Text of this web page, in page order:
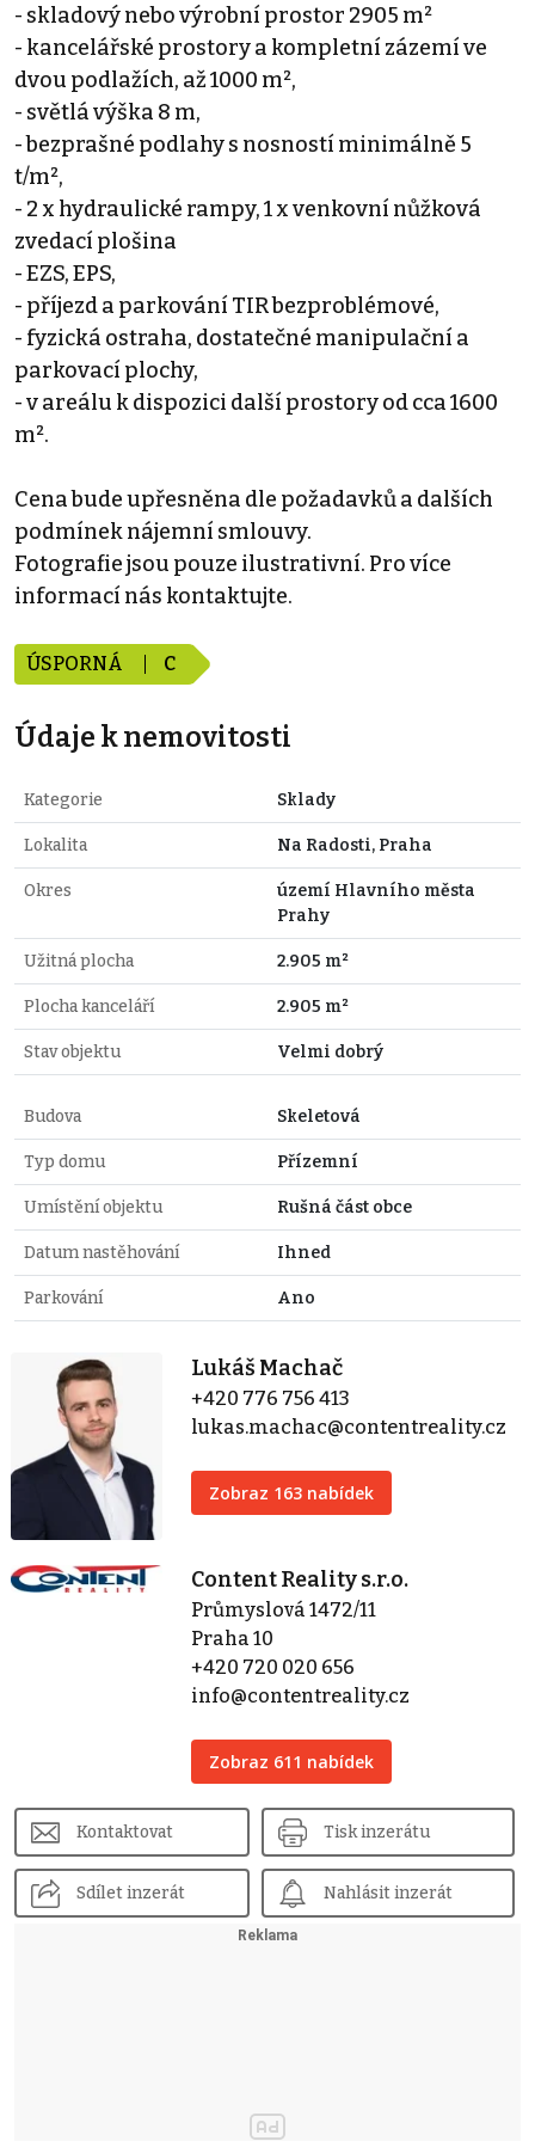
- skladový nebo výrobní prostor 2905 m²
- kancelářské prostory a kompletní zázemí ve
dvou podlažích, až 1000 m²,
- světlá výška 8 m,
- bezprašné podlahy s nosností minimálně 5
t/m²,
- 2 x hydraulické rampy, 1 x venkovní nůžková
zvedací plošina
- EZS, EPS,
- příjezd a parkování TIR bezproblémové,
- fyzická ostraha, dostatečné manipulační a
parkovací plochy,
- v areálu k dispozici další prostory od cca 1600
m².
Cena bude upřesněna dle požadavků a dalších
podmínek nájemní smlouvy.
Fotografie jsou pouze ilustrativní. Pro více
informací nás kontaktujte.
ÚSPORNÁ C
Údaje k nemovitosti
Kategorie Sklady
Lokalita Na Radosti, Praha
Okres
území Hlavního města
Prahy
Užitná plocha 2.905 m²
Plocha kanceláří 2.905 m²
Stav objektu Velmi dobrý
Budova Skeletová
Typ domu Přízemní
Umístění objektu Rušná část obce
Datum nastěhování Ihned
Parkování Ano
Lukáš Machač
+420 776 756 413
lukas.machac@contentreality.cz
Zobraz 163 nabídek
Content Reality s.r.o.
Průmyslová 1472/11
Praha 10
+420 720 020 656
info@contentreality.cz
Zobraz 611 nabídek
Kontaktovat Tisk inzerátu
Sdílet inzerát Nahlásit inzerát